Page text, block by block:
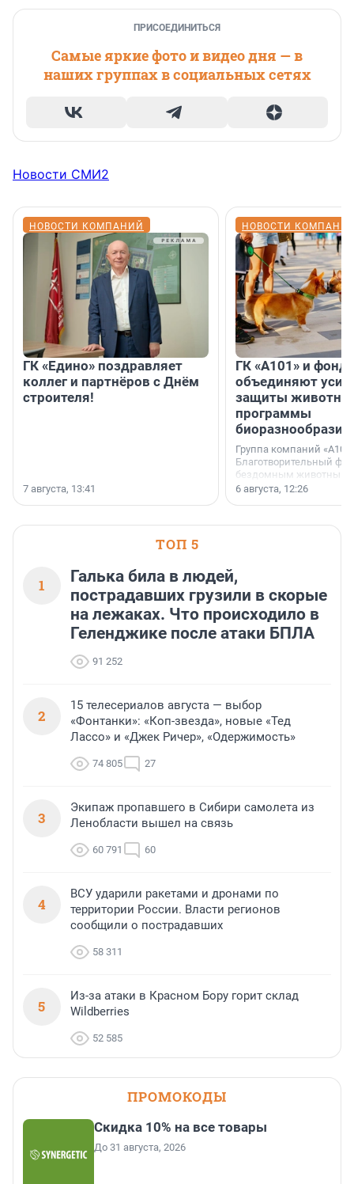
ПРИСОЕДИНИТЬСЯ
Самые яркие фото и видео дня — в
наших группах в социальных сетях
Новости СМИ2
НОВОСТИ КОМПАНИЙ
ГК «Едино» поздравляет
коллег и партнёров с Днём
строителя!
7 августа, 13:41
НОВОСТИ
ГК «А101» и фонд
объединяют
защиты
программы
биоразнообразия
Группа компаний
Благотворительный
бездомным животным
заключили соглашение
6 августа, 12:26
ТОП 5
1
Галька била в людей,
пострадавших грузили в скорые
на лежаках. Что происходило в
Геленджике после атаки БПЛА
91 252
2
15 телесериалов августа — выбор
«Фонтанки»: «Коп-звезда», новые «Тед
Лассо» и «Джек Ричер», «Одержимость»
74 805 27
3
Экипаж пропавшего в Сибири самолета из
Ленобласти вышел на связь
60 791 60
4
ВСУ ударили ракетами и дронами по
территории России. Власти регионов
сообщили о пострадавших
58 311
5
Из-за атаки в Красном Бору горит склад
Wildberries
52 585
ПРОМОКОДЫ
Скидка 10% на все товары
До 31 августа, 2026